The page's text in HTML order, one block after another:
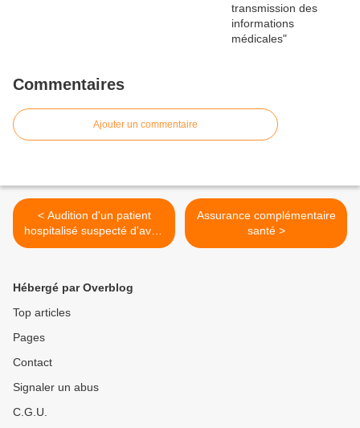
Commentaires
Ajouter un commentaire
< Audition d'un patient
hospitalisé suspecté d'avoir
commis une infraction
Assurance complémentaire
santé >
Hébergé par Overblog
Top articles
Pages
Contact
Signaler un abus
C.G.U.